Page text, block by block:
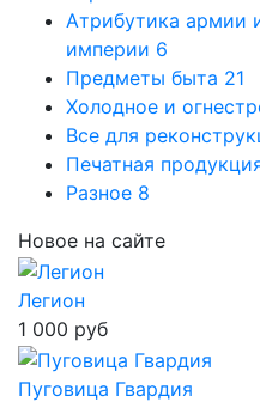
Атрибутика армии
империи 6
Предметы быта 21
Холодное и
Все для
Печатная
Разное 8
Новое на сайте
Легион
1 000 руб
Пуговица Гвардия